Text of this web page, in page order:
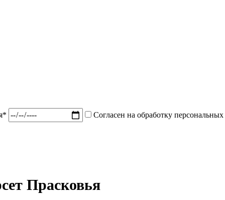
Согласен на обработку персональных
Прасковья